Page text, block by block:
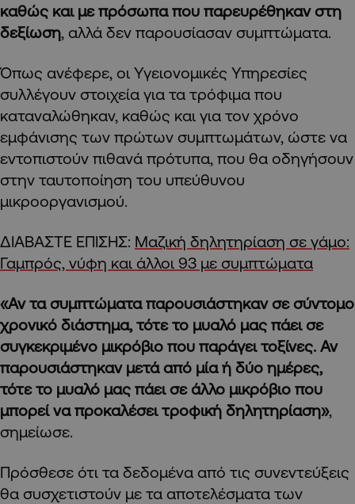
καθώς και με πρόσωπα που παρευρέθηκαν στη
δεξίωση, αλλά δεν παρουσίασαν συμπτώματα.
Όπως ανέφερε, οι Υγειονομικές Υπηρεσίες
συλλέγουν στοιχεία για τα τρόφιμα που
καταναλώθηκαν, καθώς και για τον χρόνο
εμφάνισης των πρώτων συμπτωμάτων, ώστε να
εντοπιστούν πιθανά πρότυπα, που θα οδηγήσουν
στην ταυτοποίηση του υπεύθυνου
μικροοργανισμού.
ΔΙΑΒΑΣΤΕ ΕΠΙΣΗΣ: Μαζική δηλητηρίαση σε γάμο:
Γαμπρός, νύφη και άλλοι 93 με συμπτώματα
«Αν τα συμπτώματα παρουσιάστηκαν σε σύντομο
χρονικό διάστημα, τότε το μυαλό μας πάει σε
συγκεκριμένο μικρόβιο που παράγει τοξίνες. Αν
παρουσιάστηκαν μετά από μία ή δύο ημέρες,
τότε το μυαλό μας πάει σε άλλο μικρόβιο που
μπορεί να προκαλέσει τροφική δηλητηρίαση»,
σημείωσε.
Πρόσθεσε ότι τα δεδομένα από τις συνεντεύξεις
θα συσχετιστούν με τα αποτελέσματα των